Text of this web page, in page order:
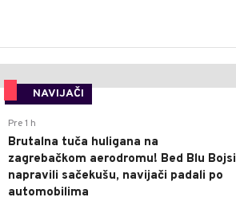
NAVIJAČI
Pre 1 h
Brutalna tuča huligana na
zagrebačkom aerodromu! Bed Blu Bojsi
napravili sačekušu, navijači padali po
automobilima